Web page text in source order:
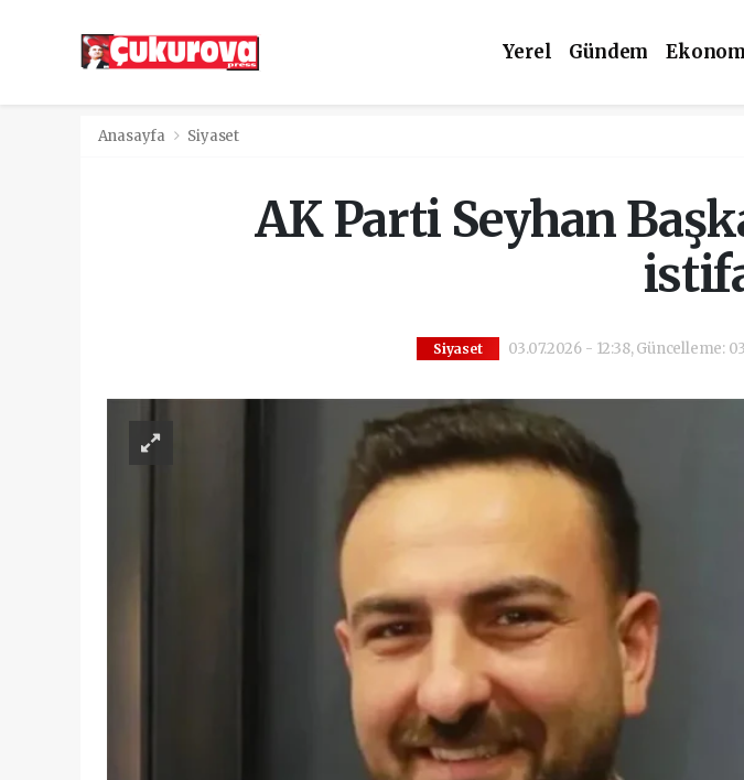
Yerel Gündem
Anasayfa Siyaset
AK Parti Seyhan
Siyaset 03.07.2026 - 12:38, Güncelleme: